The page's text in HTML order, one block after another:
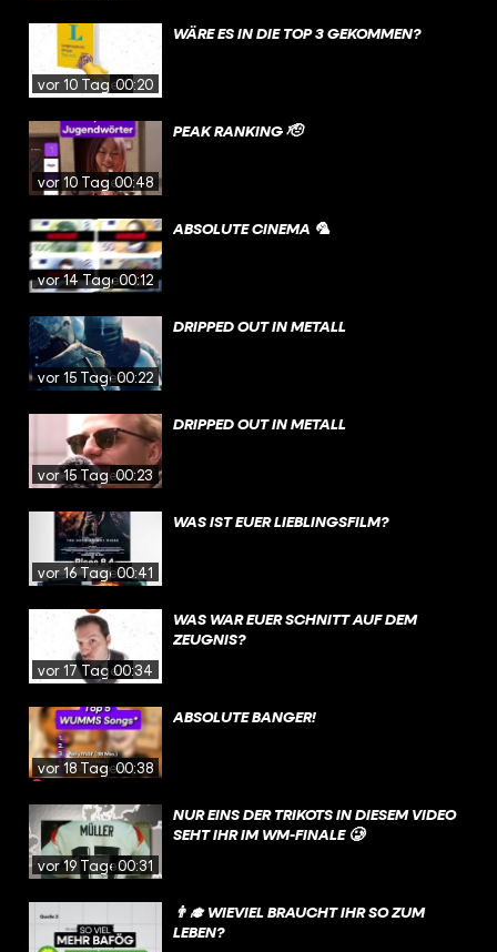
vor 10 Tagen00:20
WÄRE ES IN DIE TOP 3 GEKOMMEN?
vor 10 Tagen00:48
PEAK RANKING 🫡
vor 14 Tagen00:12
ABSOLUTE CINEMA 🦜
vor 15 Tagen00:22
DRIPPED OUT IN METALL
vor 15 Tagen00:23
DRIPPED OUT IN METALL
vor 16 Tagen00:41
WAS IST EUER LIEBLINGSFILM?
vor 17 Tagen00:34
WAS WAR EUER SCHNITT AUF DEM
ZEUGNIS?
vor 18 Tagen00:38
ABSOLUTE BANGER!
vor 19 Tagen00:31
NUR EINS DER TRIKOTS IN DIESEM VIDEO
SEHT IHR IM WM-FINALE 🥲
👨‍🎓 WIEVIEL BRAUCHT IHR SO ZUM
LEBEN?